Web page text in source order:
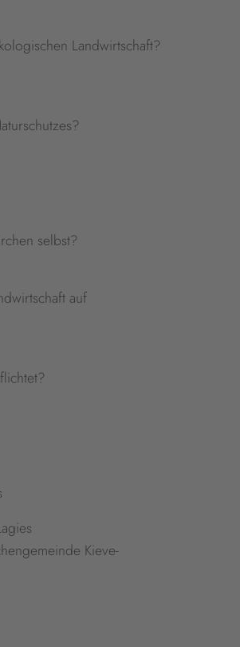
Landwirtschaft?
selbst?
auf
Kieve-